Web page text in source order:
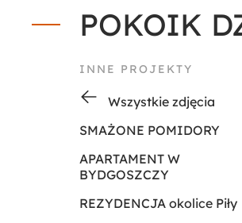
POKOIK
INNE PROJEKTY
Wszystkie zdjęcia
SMAŻONE POMIDORY
APARTAMENT W
BYDGOSZCZY
REZYDENCJA okolice Piły